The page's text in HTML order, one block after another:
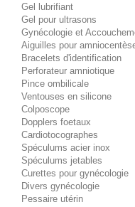
Gel lubrifiant
Gel pour ultrasons
Gynécologie et
Aiguilles pour
Bracelets d'identification
Perforateur amniotique
Pince ombilicale
Ventouses en silicone
Colposcope
Dopplers foetaux
Cardiotocographes
Spéculums acier inox
Spéculums jetables
Curettes pour gynécologie
Divers gynécologie
Pessaire utérin